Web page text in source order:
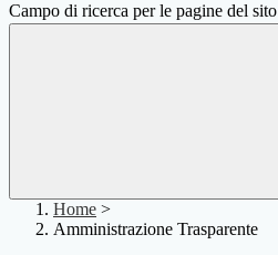
Campo di ricerca per le pagine del sito
Home >
Amministrazione Trasparente